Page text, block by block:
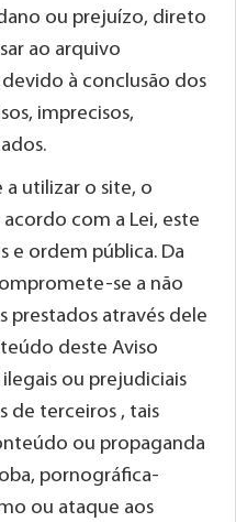
ou prejuízo, direto
ao arquivo
à conclusão dos
imprecisos,
utilizar o site, o
com a Lei, este
e ordem pública. Da
se a não
prestados através dele
deste Aviso
ou prejudiciais
de terceiros , tais
ou propaganda
pornográfica-
ou ataque aos